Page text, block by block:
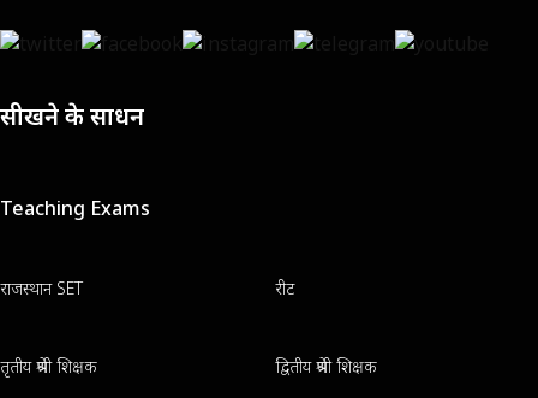
सीखने के साधन
Teaching Exams
राजस्थान SET रीट
तृतीय श्रेणी शिक्षक द्वितीय श्रेणी शिक्षक